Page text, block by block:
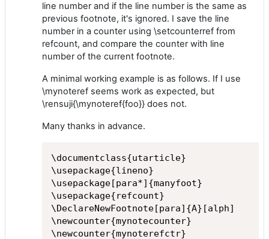
line number and if the line number is the same as
previous footnote, it's ignored. I save the line
number in a counter using \setcounterref from
refcount, and compare the counter with line
number of the current footnote.
A minimal working example is as follows. If I use
\mynoteref seems work as expected, but
\rensuji{\mynoteref{foo}} does not.
Many thanks in advance.
\documentclass{utarticle}
\usepackage{lineno}
\usepackage[para*]{manyfoot}
\usepackage{refcount}
\DeclareNewFootnote[para]{A}[alph]
\newcounter{mynotecounter}
\newcounter{mynoterefctr}